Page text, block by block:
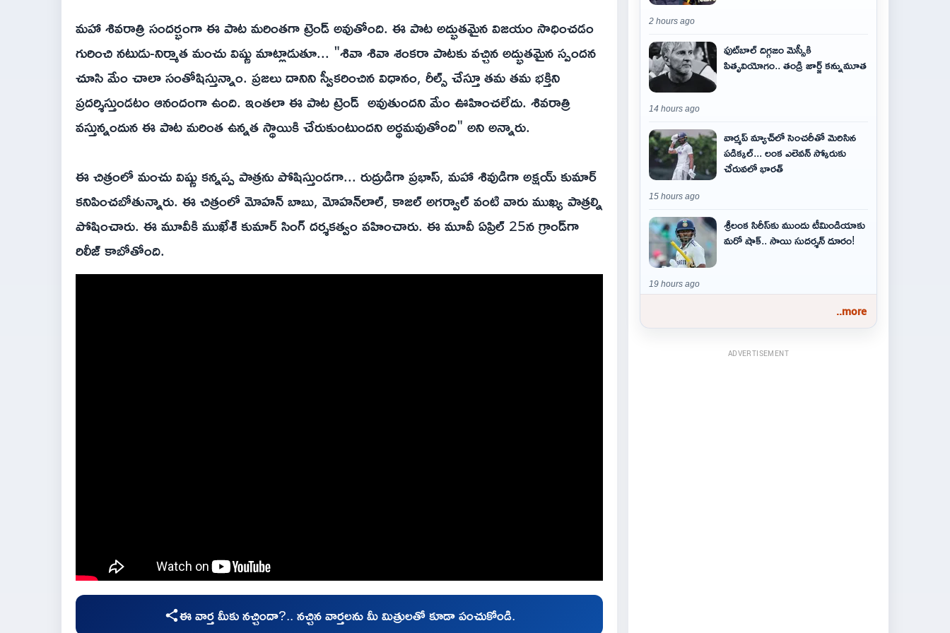
మహా శివరాత్రి సందర్భంగా ఈ పాట మరింతగా ట్రెండ్ అవుతోంది. ఈ పాట అద్భుతమైన విజయం సాధించడం
గురించి నటుడు-నిర్మాత మంచు విష్ణు మాట్లాడుతూ... "శివా శివా శంకరా పాటకు వచ్చిన అద్భుతమైన స్పందన
చూసి మేం చాలా సంతోషిస్తున్నాం. ప్రజలు దానిని స్వీకరించిన విధానం, రీల్స్ చేస్తూ తమ తమ భక్తిని
ప్రదర్శిస్తుండటం ఆనందంగా ఉంది. ఇంతలా ఈ పాట ట్రెండ్ అవుతుందని మేం ఊహించలేదు. శివరాత్రి
వస్తున్నందున ఈ పాట మరింత ఉన్నత స్థాయికి చేరుకుంటుందని అర్థమవుతోంది" అని అన్నారు.
ఈ చిత్రంలో మంచు విష్ణు కన్నప్ప పాత్రను పోషిస్తుండగా... రుద్రుడిగా ప్రభాస్, మహా శివుడిగా అక్షయ్ కుమార్
కనిపించబోతున్నారు. ఈ చిత్రంలో మోహన్ బాబు, మోహన్‌లాల్, కాజల్ అగర్వాల్ వంటి వారు ముఖ్య పాత్రల్ని
పోషించారు. ఈ మూవీకి ముఖేశ్ కుమార్ సింగ్ దర్శకత్వం వహించారు. ఈ మూవీ ఏప్రిల్ 25న గ్రాండ్‌గా
రిలీజ్ కాబోతోంది.
ఈ వార్త మీకు నచ్చిందా?.. నచ్చిన వార్తలను మీ మిత్రులతో కూడా పంచుకోండి.
2 hours ago
ఫుట్‌బాల్ దిగ్గజం మెస్సీకి
పితృవియోగం.. తండ్రి జార్జ్ కన్నుమూత
14 hours ago
వార్మప్ మ్యాచ్‌లో సెంచరీతో మెరిసిన
పడిక్కల్... లంక ఎలెవన్ స్కోరుకు
చేరువలో భారత్
15 hours ago
శ్రీలంక సిరీస్‌కు ముందు టీమిండియాకు
మరో షాక్‌.. సాయి సుదర్శన్‌ దూరం!
19 hours ago
..more
ADVERTISEMENT